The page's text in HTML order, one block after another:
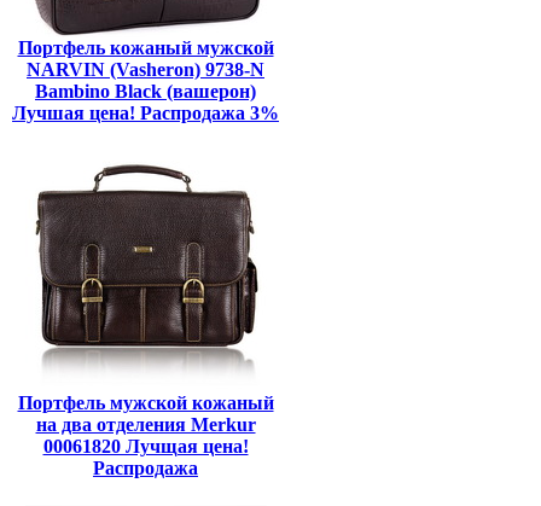
Портфель кожаный мужской
NARVIN (Vasheron) 9738-N
Bambino Black (вашерон)
Лучшая цена! Распродажа 3%
Портфель мужской кожаный
на два отделения Merkur
00061820 Лучщая цена!
Распродажа